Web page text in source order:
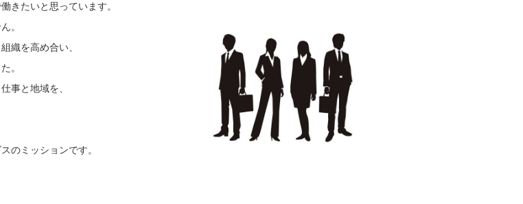
きたいと思っています。
。
織を高め合い、
。
事と地域を、
のミッションです。